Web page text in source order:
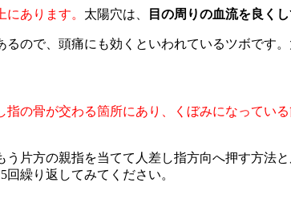
あります。 太陽穴は、 目の周りの血流を良く
るので、頭痛にも効くといわれているツボです
の骨が交わる箇所にあり、くぼみになっている
う片方の親指を当てて人差し指方向へ押す方法
繰り返してみてください。